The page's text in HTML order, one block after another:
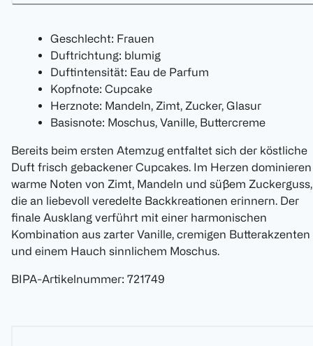
Geschlecht: Frauen
Duftrichtung: blumig
Duftintensität: Eau de Parfum
Kopfnote: Cupcake
Herznote: Mandeln, Zimt, Zucker, Glasur
Basisnote: Moschus, Vanille, Buttercreme
Bereits beim ersten Atemzug entfaltet sich der köstliche
Duft frisch gebackener Cupcakes. Im Herzen dominieren
warme Noten von Zimt, Mandeln und süßem Zuckerguss,
die an liebevoll veredelte Backkreationen erinnern. Der
finale Ausklang verführt mit einer harmonischen
Kombination aus zarter Vanille, cremigen Butterakzenten
und einem Hauch sinnlichem Moschus.
BIPA-Artikelnummer: 721749